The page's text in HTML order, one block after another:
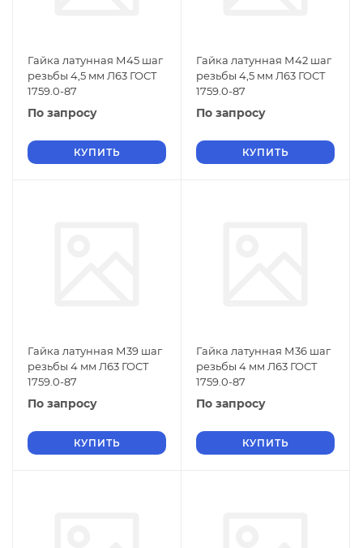
Гайка латунная М45 шаг
резьбы 4,5 мм Л63 ГОСТ
1759.0-87
По запросу
КУПИТЬ
Гайка латунная М42 шаг
резьбы 4,5 мм Л63 ГОСТ
1759.0-87
По запросу
КУПИТЬ
Гайка латунная М39 шаг
резьбы 4 мм Л63 ГОСТ
1759.0-87
По запросу
КУПИТЬ
Гайка латунная М36 шаг
резьбы 4 мм Л63 ГОСТ
1759.0-87
По запросу
КУПИТЬ